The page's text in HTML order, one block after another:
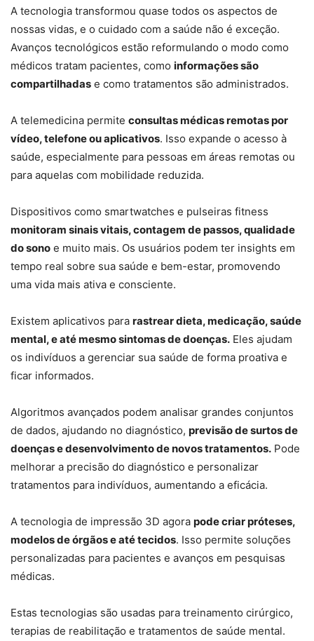
A tecnologia transformou quase todos os aspectos de
nossas vidas, e o cuidado com a saúde não é exceção.
Avanços tecnológicos estão reformulando o modo como
médicos tratam pacientes, como informações são
compartilhadas e como tratamentos são administrados.
A telemedicina permite consultas médicas remotas por
vídeo, telefone ou aplicativos. Isso expande o acesso à
saúde, especialmente para pessoas em áreas remotas ou
para aquelas com mobilidade reduzida.
Dispositivos como smartwatches e pulseiras fitness
monitoram sinais vitais, contagem de passos, qualidade
do sono e muito mais. Os usuários podem ter insights em
tempo real sobre sua saúde e bem-estar, promovendo
uma vida mais ativa e consciente.
Existem aplicativos para rastrear dieta, medicação, saúde
mental, e até mesmo sintomas de doenças. Eles ajudam
os indivíduos a gerenciar sua saúde de forma proativa e
ficar informados.
Algoritmos avançados podem analisar grandes conjuntos
de dados, ajudando no diagnóstico, previsão de surtos de
doenças e desenvolvimento de novos tratamentos. Pode
melhorar a precisão do diagnóstico e personalizar
tratamentos para indivíduos, aumentando a eficácia.
A tecnologia de impressão 3D agora pode criar próteses,
modelos de órgãos e até tecidos. Isso permite soluções
personalizadas para pacientes e avanços em pesquisas
médicas.
Estas tecnologias são usadas para treinamento cirúrgico,
terapias de reabilitação e tratamentos de saúde mental.